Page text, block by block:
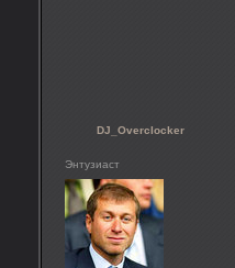
DJ_Overclocker
Энтузиаст